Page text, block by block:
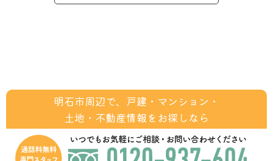
明石市周辺で、戸建・マンション・
土地・不動産情報をお探しなら